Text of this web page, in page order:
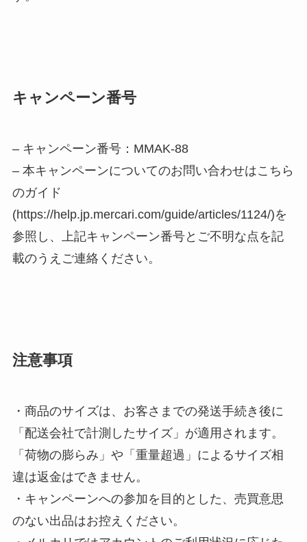
キャンペーン番号
– キャンペーン番号：MMAK-88
– 本キャンペーンについてのお問い合わせはこちら
のガイド
(https://help.jp.mercari.com/guide/articles/1124/)を
参照し、上記キャンペーン番号とご不明な点を記
載のうえご連絡ください。
注意事項
・商品のサイズは、お客さまでの発送手続き後に
「配送会社で計測したサイズ」が適用されます。
「荷物の膨らみ」や「重量超過」によるサイズ相
違は返金はできません。
・キャンペーンへの参加を目的とした、売買意思
のない出品はお控えください。